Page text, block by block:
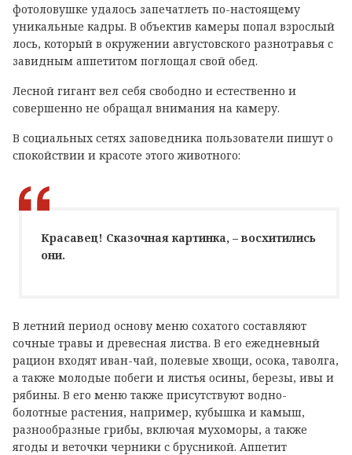
фотоловушке удалось запечатлеть по-настоящему
уникальные кадры. В объектив камеры попал взрослый
лось, который в окружении августовского разнотравья с
завидным аппетитом поглощал свой обед.
Лесной гигант вел себя свободно и естественно и
совершенно не обращал внимания на камеру.
В социальных сетях заповедника пользователи пишут о
спокойствии и красоте этого животного:
Красавец! Сказочная картинка, – восхитились
они.
В летний период основу меню сохатого составляют
сочные травы и древесная листва. В его ежедневный
рацион входят иван-чай, полевые хвощи, осока, таволга,
а также молодые побеги и листья осины, березы, ивы и
рябины. В его меню также присутствуют водно-
болотные растения, например, кубышка и камыш,
разнообразные грибы, включая мухоморы, а также
ягоды и веточки черники с брусникой. Аппетит